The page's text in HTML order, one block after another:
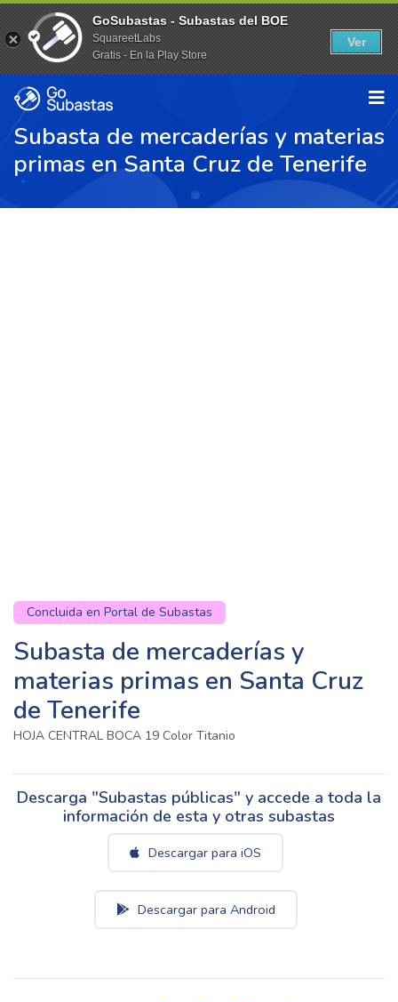
Subasta de mercaderías y materias
primas en Santa Cruz de Tenerife
Concluida en Portal de Subastas
Subasta de mercaderías y
materias primas en Santa Cruz
de Tenerife
HOJA CENTRAL BOCA 19 Color Titanio
Descarga "Subastas públicas" y accede a toda la
información de esta y otras subastas
Descargar para iOS
Descargar para Android
GoSubastas - Subastas del BOE
SquareetLabs
Gratis - En la Play Store
Ver